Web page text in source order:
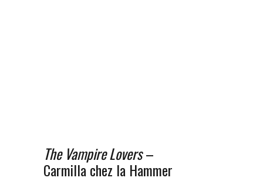
The Vampire Lovers–
Carmilla chez la Hammer